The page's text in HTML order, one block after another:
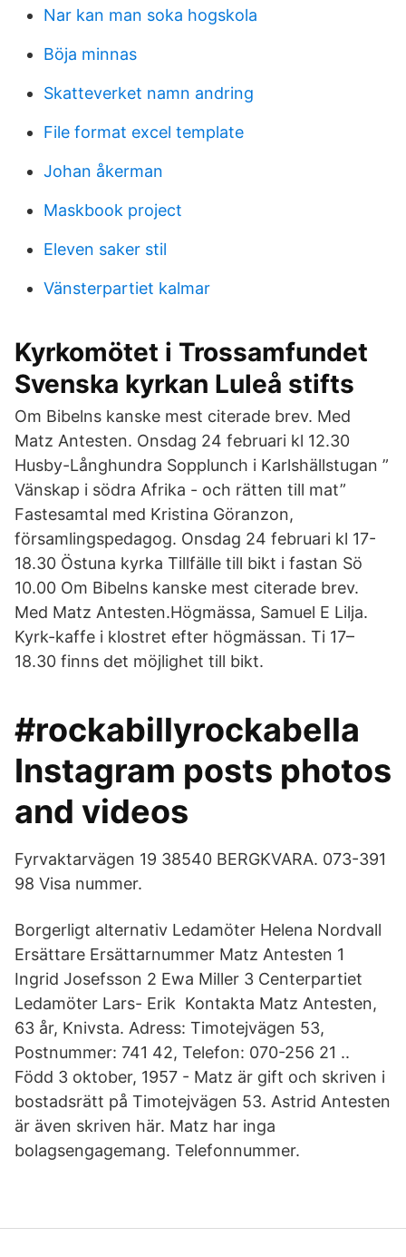
Nar kan man soka hogskola
Böja minnas
Skatteverket namn andring
File format excel template
Johan åkerman
Maskbook project
Eleven saker stil
Vänsterpartiet kalmar
Kyrkomötet i Trossamfundet
Svenska kyrkan Luleå stifts
Om Bibelns kanske mest citerade brev. Med
Matz Antesten. Onsdag 24 februari kl 12.30
Husby-Långhundra Sopplunch i Karlshällstugan ”
Vänskap i södra Afrika - och rätten till mat”
Fastesamtal med Kristina Göranzon,
församlingspedagog. Onsdag 24 februari kl 17-
18.30 Östuna kyrka Tillfälle till bikt i fastan Sö
10.00 Om Bibelns kanske mest citerade brev.
Med Matz Antesten.Högmässa, Samuel E Lilja.
Kyrk-kaffe i klostret efter högmässan. Ti 17–
18.30 finns det möjlighet till bikt.
#rockabillyrockabella
Instagram posts photos
and videos
Fyrvaktarvägen 19 38540 BERGKVARA. 073-391
98 Visa nummer.
Borgerligt alternativ Ledamöter Helena Nordvall
Ersättare Ersättarnummer Matz Antesten 1
Ingrid Josefsson 2 Ewa Miller 3 Centerpartiet
Ledamöter Lars- Erik Kontakta Matz Antesten,
63 år, Knivsta. Adress: Timotejvägen 53,
Postnummer: 741 42, Telefon: 070-256 21 ..
Född 3 oktober, 1957 - Matz är gift och skriven i
bostadsrätt på Timotejvägen 53. Astrid Antesten
är även skriven här. Matz har inga
bolagsengagemang. Telefonnummer.